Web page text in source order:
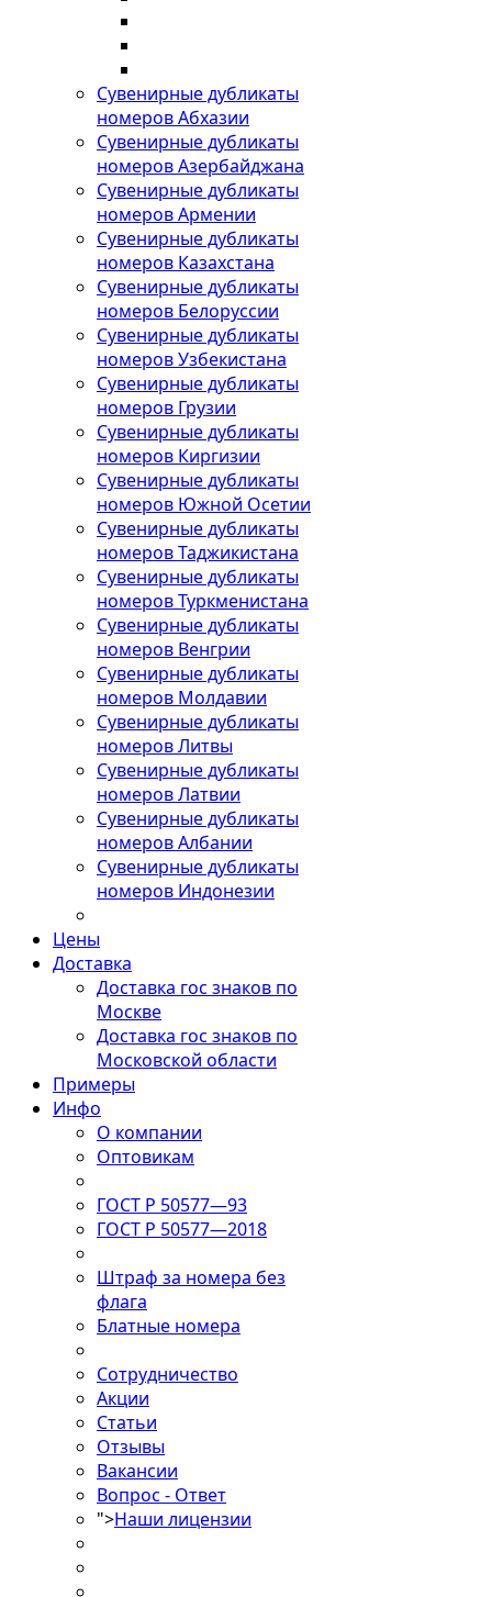
Сувенирные дубликаты
номеров Абхазии
Сувенирные дубликаты
номеров Азербайджана
Сувенирные дубликаты
номеров Армении
Сувенирные дубликаты
номеров Казахстана
Сувенирные дубликаты
номеров Белоруссии
Сувенирные дубликаты
номеров Узбекистана
Сувенирные дубликаты
номеров Грузии
Сувенирные дубликаты
номеров Киргизии
Сувенирные дубликаты
номеров Южной Осетии
Сувенирные дубликаты
номеров Таджикистана
Сувенирные дубликаты
номеров Туркменистана
Сувенирные дубликаты
номеров Венгрии
Сувенирные дубликаты
номеров Молдавии
Сувенирные дубликаты
номеров Литвы
Сувенирные дубликаты
номеров Латвии
Сувенирные дубликаты
номеров Албании
Сувенирные дубликаты
номеров Индонезии
Цены
Доставка
Доставка гос знаков по
Москве
Доставка гос знаков по
Московской области
Примеры
Инфо
О компании
Оптовикам
ГОСТ Р 50577—93
ГОСТ Р 50577—2018
Штраф за номера без
флага
Блатные номера
Сотрудничество
Акции
Статьи
Отзывы
Вакансии
Вопрос - Ответ
">Наши лицензии